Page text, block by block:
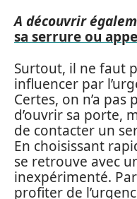
A découvrir
sa serrure ou
Surtout, il ne faut
influencer par
Certes, on n’a
d’ouvrir sa porte,
de contacter un
En choisissant
se retrouve avec
inexpérimenté.
profiter de